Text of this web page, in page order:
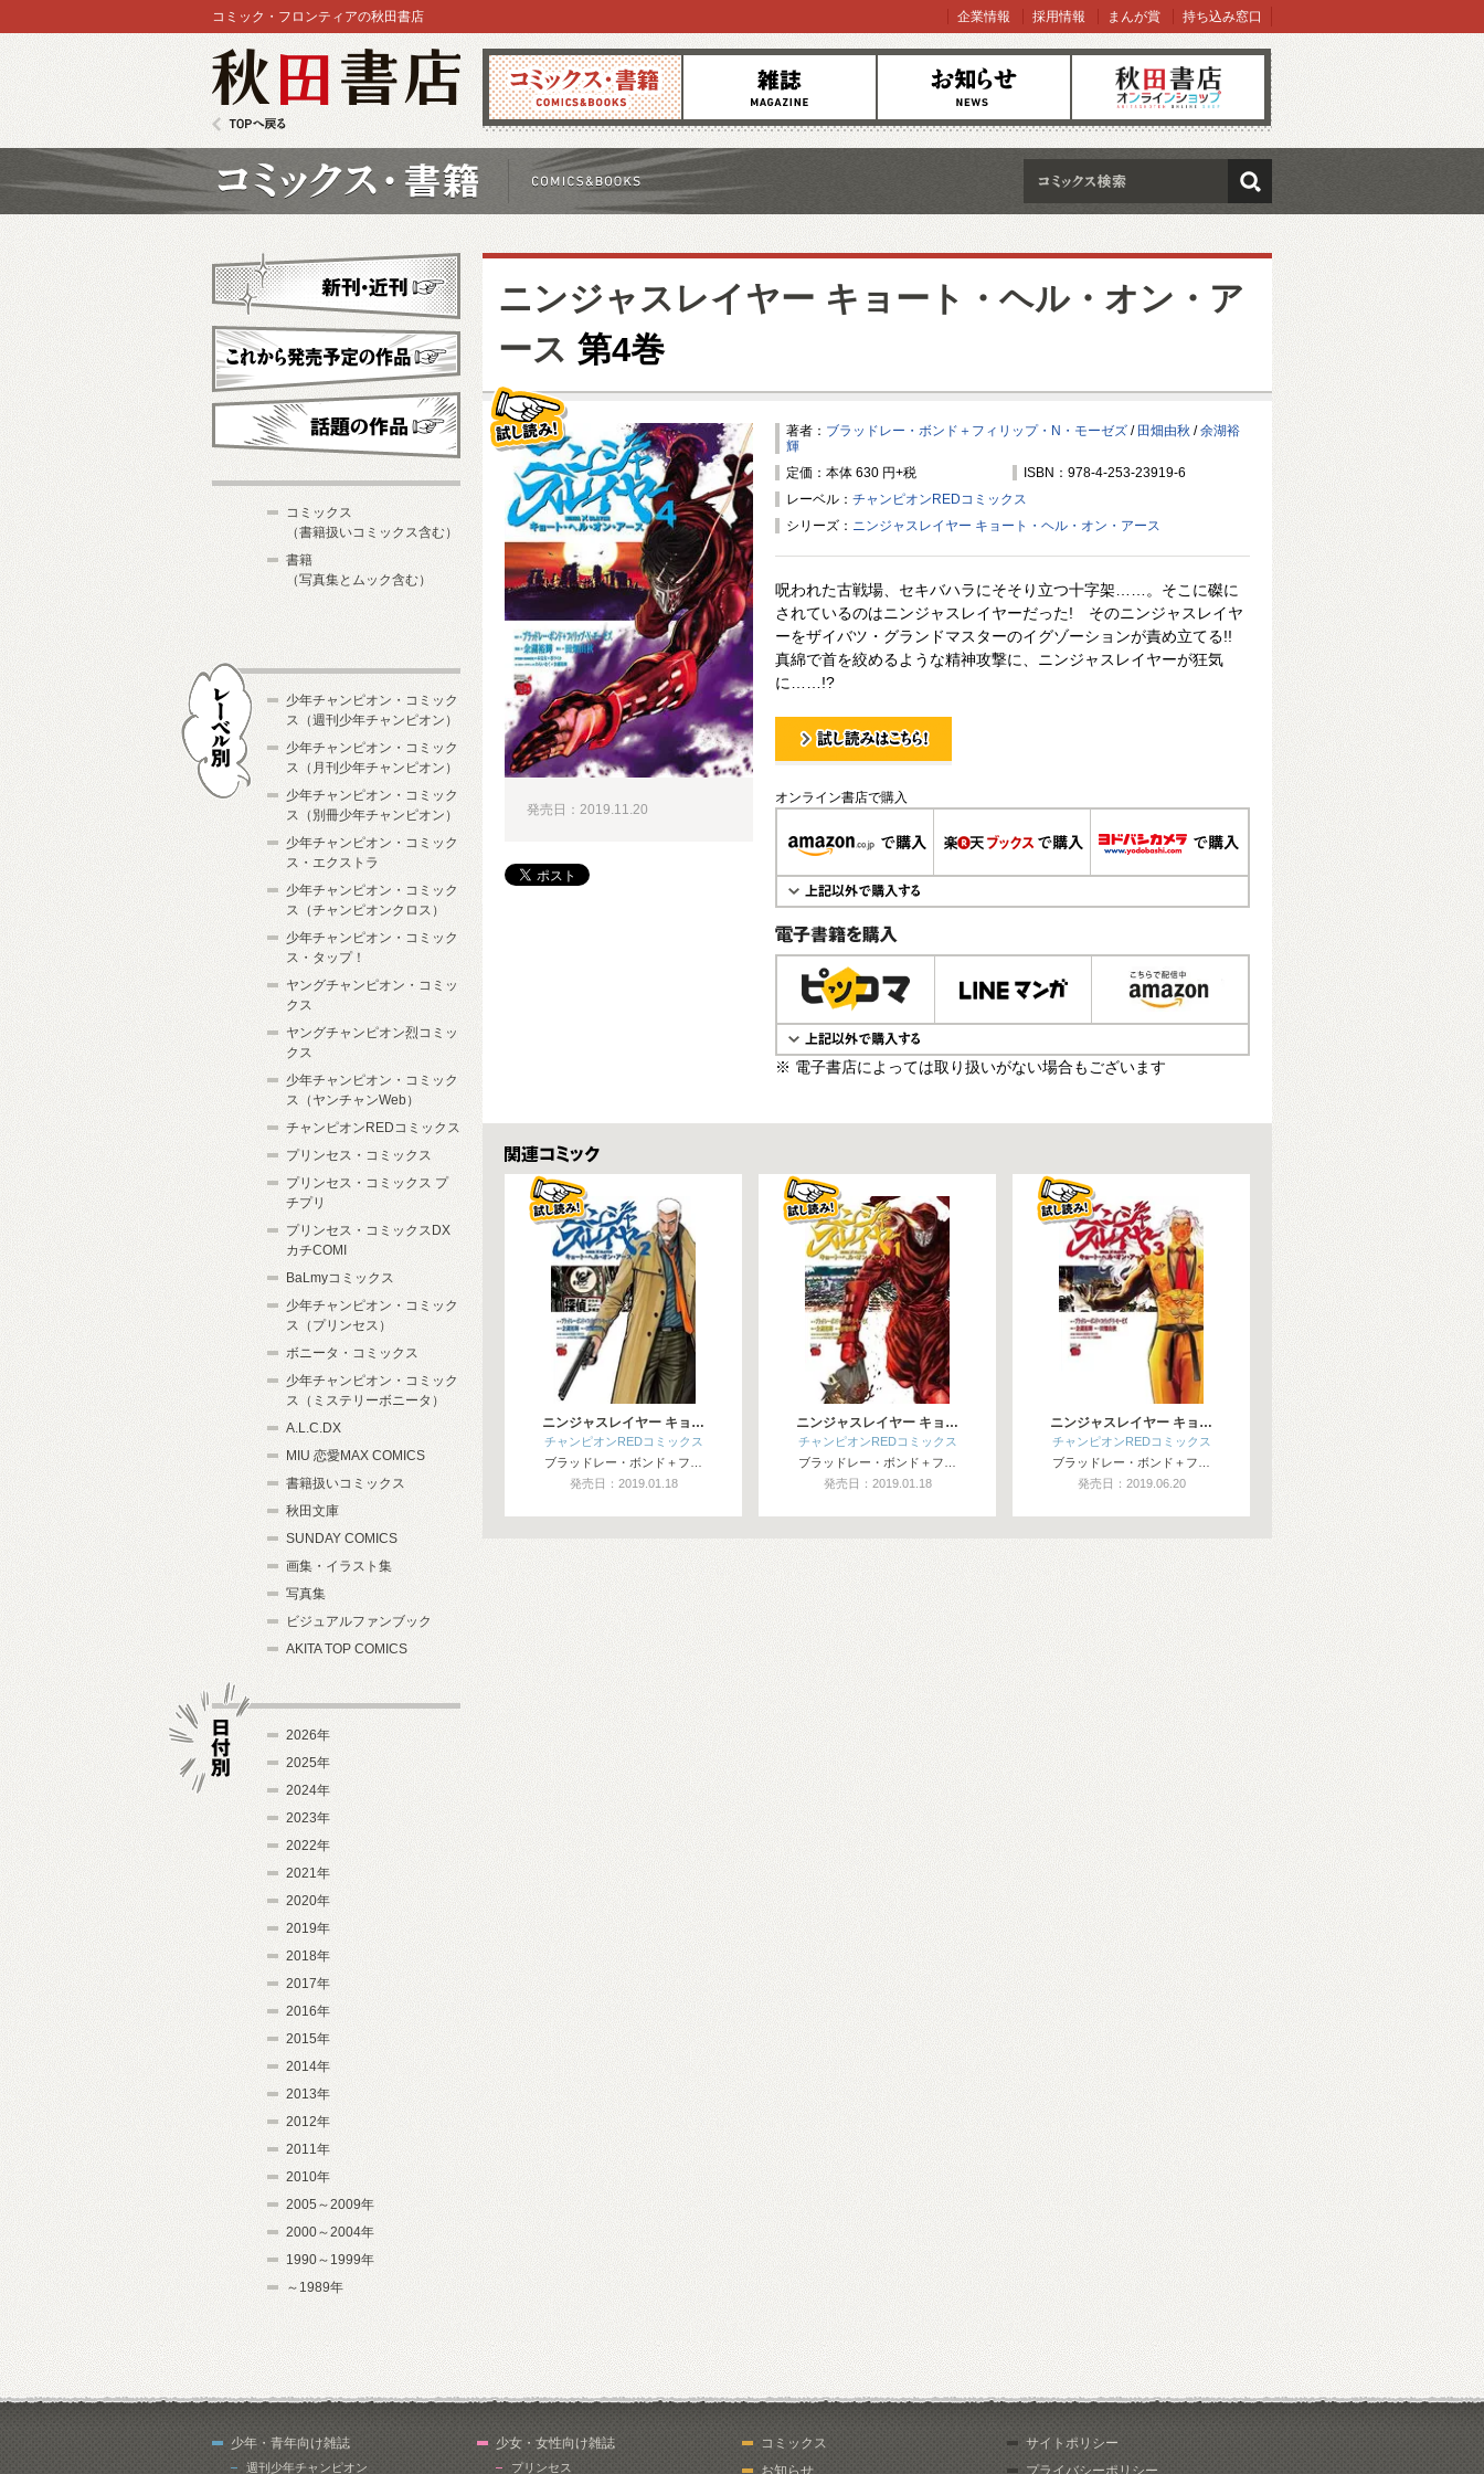
コミックス 雑誌 お知らせ オンラインショップ
コミック・フロンティアの秋田書店 企業情報 採用情報 まんが賞 持ち込み窓口
検索
ニンジャスレイヤー キョート・ヘル・オン・ア
ース 第4巻
著者： ブラッドレー・ボンド＋フィリップ・N・モーゼズ / 田畑由秋 /余湖裕
輝
定価：本体 630 円+税
ISBN：978-4-253-23919-6
レーベル： チャンピオンREDコミックス
シリーズ： ニンジャスレイヤー キョート・ヘル・オン・アース
呪われた古戦場、セキバハラにそそり立つ十字架……。そこに磔に
されているのはニンジャスレイヤーだった! そのニンジャスレイヤ
ーをザイバツ・グランドマスターのイグゾーションが責め立てる!!
真綿で首を絞めるような精神攻撃に、ニンジャスレイヤーが狂気
に……!?
試し読み！
オンライン書店で購入
電子書籍で購入
※ 電子書店によっては取り扱いがない場合もございます
発売日：2019.11.20
関連コミックス
ニンジャスレイヤー キョ…
チャンピオンREDコミックス
ブラッドレー・ボンド＋フ…
発売日：2019.01.18
ニンジャスレイヤー キョ…
チャンピオンREDコミックス
ブラッドレー・ボンド＋フ…
発売日：2019.01.18
ニンジャスレイヤー キョ…
チャンピオンREDコミックス
ブラッドレー・ボンド＋フ…
発売日：2019.06.20
新刊・近刊
これから発売予定
コミックス
（書籍扱いコミックス含む）
書籍
（写真集とムック含む）
少年チャンピオン・コミック
ス（週刊少年チャンピオン）
少年チャンピオン・コミック
ス（月刊少年チャンピオン）
少年チャンピオン・コミック
ス（別冊少年チャンピオン）
少年チャンピオン・コミック
ス・エクストラ
少年チャンピオン・コミック
ス（チャンピオンクロス）
少年チャンピオン・コミック
ス・タップ！
ヤングチャンピオン・コミッ
クス
ヤングチャンピオン烈コミッ
クス
少年チャンピオン・コミック
ス（ヤンチャンWeb）
チャンピオンREDコミックス
プリンセス・コミックス
プリンセス・コミックス プ
チプリ
プリンセス・コミックスDX
カチCOMI
BaLmyコミックス
少年チャンピオン・コミック
ス（プリンセス）
ボニータ・コミックス
少年チャンピオン・コミック
ス（ミステリーボニータ）
A.L.C.DX
MIU 恋愛MAX COMICS
書籍扱いコミックス
秋田文庫
SUNDAY COMICS
画集・イラスト集
写真集
ビジュアルファンブック
AKITA TOP COMICS
2026年
2025年
2024年
2023年
2022年
2021年
2020年
2019年
2018年
2017年
2016年
2015年
2014年
2013年
2012年
2011年
2010年
2005～2009年
2000～2004年
1990～1999年
～1989年
少年・青年向け雑誌
週刊少年チャンピオン
少女・女性向け雑誌
プリンセス
コミックス
お知らせ
サイトポリシー
プライバシーポリシー